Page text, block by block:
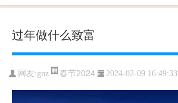
过年做什么致富
网友:gnz 春节2024 2024-02-09 16:49:33